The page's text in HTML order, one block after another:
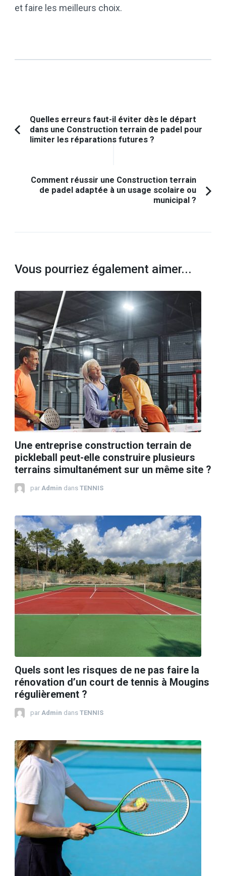
et faire les meilleurs choix.
Navigation
d'article
Article
Quelles erreurs faut-il éviter dès le départ
dans une Construction terrain de padel pour
limiter les réparations futures ?
Comment réussir une Construction terrain
de padel adaptée à un usage scolaire ou
municipal ?
Vous pourriez également aimer...
Une entreprise construction terrain de
pickleball peut-elle construire plusieurs
terrains simultanément sur un même site ?
par Admin dans TENNIS
Quels sont les risques de ne pas faire la
rénovation d’un court de tennis à Mougins
régulièrement ?
par Admin dans TENNIS